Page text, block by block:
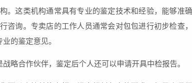
。这类机构通常具有专业的鉴定技术和经验，能够准确
询。专卖店的工作人员通常会对包包进行初步检查，
的鉴定意见。
略合作伙伴，鉴定后个人还可以申请开具中检报告。